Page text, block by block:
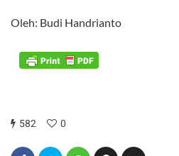
Oleh: Budi Handrianto
582 0